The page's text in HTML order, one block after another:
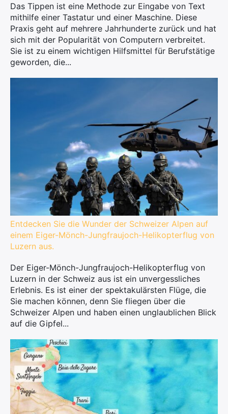
Das Tippen ist eine Methode zur Eingabe von Text
mithilfe einer Tastatur und einer Maschine. Diese
Praxis geht auf mehrere Jahrhunderte zurück und hat
sich mit der Popularität von Computern verbreitet.
Sie ist zu einem wichtigen Hilfsmittel für Berufstätige
geworden, die...
Entdecken Sie die Wunder der Schweizer Alpen auf
einem Eiger-Mönch-Jungfraujoch-Helikopterflug von
Luzern aus.
Der Eiger-Mönch-Jungfraujoch-Helikopterflug von
Luzern in der Schweiz aus ist ein unvergessliches
Erlebnis. Es ist einer der spektakulärsten Flüge, die
Sie machen können, denn Sie fliegen über die
Schweizer Alpen und haben einen unglaublichen Blick
auf die Gipfel...